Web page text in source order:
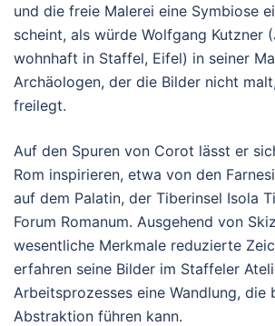
und die freie Malerei eine Symbiose
scheint, als würde Wolfgang Kutzner
wohnhaft in Staffel, Eifel) in seiner
Archäologen, der die Bilder nicht
freilegt.
Auf den Spuren von Corot lässt er
Rom inspirieren, etwa von den
auf dem Palatin, der Tiberinsel Isola
Forum Romanum. Ausgehend von
wesentliche Merkmale reduzierte
erfahren seine Bilder im Staffeler
Arbeitsprozesses eine Wandlung, die
Abstraktion führen kann.